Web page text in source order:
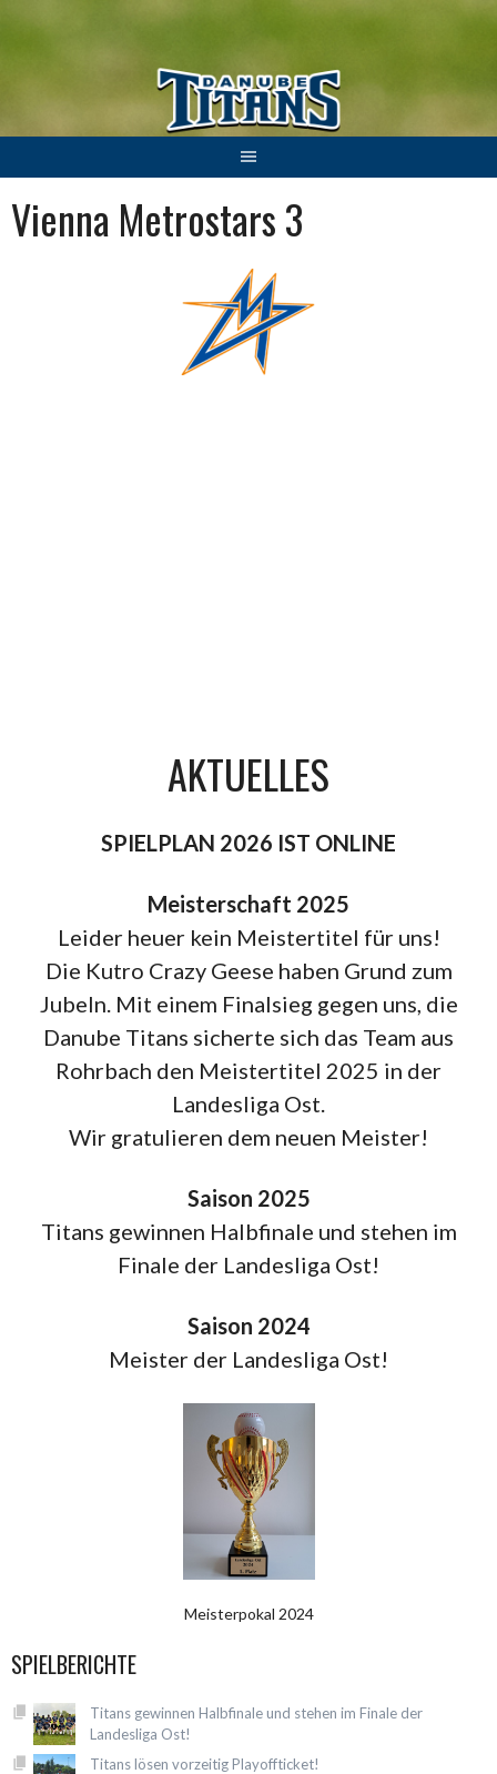
Vienna Metrostars 3
AKTUELLES
SPIELPLAN 2026 IST ONLINE
Meisterschaft 2025
Leider heuer kein Meistertitel für uns!
Die Kutro Crazy Geese haben Grund zum
Jubeln. Mit einem Finalsieg gegen uns, die
Danube Titans sicherte sich das Team aus
Rohrbach den Meistertitel 2025 in der
Landesliga Ost.
Wir gratulieren dem neuen Meister!
Saison 2025
Titans gewinnen Halbfinale und stehen im
Finale der Landesliga Ost!
Saison 2024
Meister der Landesliga Ost!
Meisterpokal 2024
SPIELBERICHTE
Titans gewinnen Halbfinale und stehen im Finale der
Landesliga Ost!
Titans lösen vorzeitig Playoffticket!